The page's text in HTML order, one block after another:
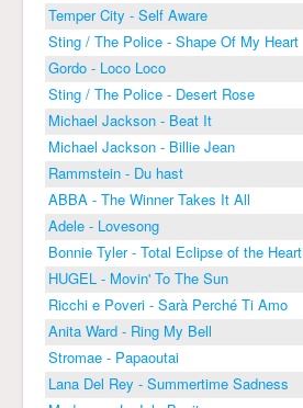
Temper City - Self Aware
Sting / The Police - Shape Of My Heart
Gordo - Loco Loco
Sting / The Police - Desert Rose
Michael Jackson - Beat It
Michael Jackson - Billie Jean
Rammstein - Du hast
ABBA - The Winner Takes It All
Adele - Lovesong
Bonnie Tyler - Total Eclipse of the Heart
HUGEL - Movin' To The Sun
Ricchi e Poveri - Sarà Perché Ti Amo
Anita Ward - Ring My Bell
Stromae - Papaoutai
Lana Del Rey - Summertime Sadness